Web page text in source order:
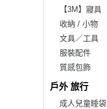
【3M】寢具
收納 / 小物
文具／工具
服裝配件
質感包飾
戶外 旅行
成人兒童睡袋